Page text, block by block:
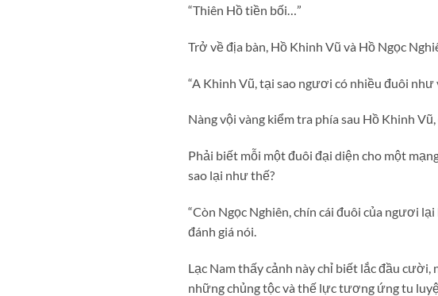
“Thiên Hồ tiền bối…”
Trở về địa bàn, Hồ Khinh Vũ và Hồ Ngọc
“A Khinh Vũ, tại sao ngươi có nhiều đuôi
Nàng vội vàng kiểm tra phía sau Hồ Khinh
Phải biết mỗi một đuôi đại diện cho một
sao lại như thế?
“Còn Ngọc Nghiên, chín cái đuôi của ngươi
đánh giá nói.
Lạc Nam thấy cảnh này chỉ biết lắc đầu
những chủng tộc và thế lực tương ứng tu